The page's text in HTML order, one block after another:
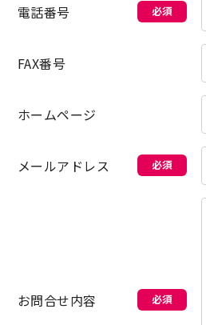
電話番号 必須
FAX番号
ホームページ
メールアドレス 必須
お問合せ内容 必須